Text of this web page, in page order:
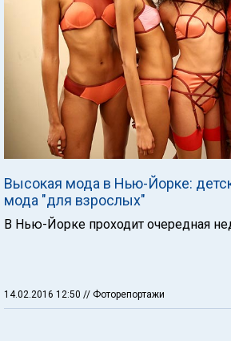
Высокая мода в Нью-Йорке:
мода "для взрослых"
В Нью-Йорке проходит очередная
14.02.2016 12:50 // Фоторепортажи